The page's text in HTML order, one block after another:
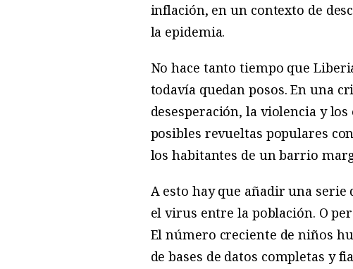
inflación, en un contexto de
la epidemia.
No hace tanto tiempo que
todavía quedan posos. En una
desesperación, la violencia y
posibles revueltas populares
los habitantes de un barrio
A esto hay que añadir una
el virus entre la población. O
El número creciente de niños
de bases de datos completas y